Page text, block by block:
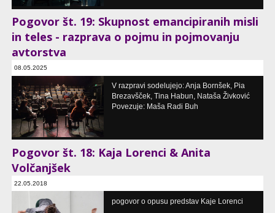
Pogovor št. 19: Skupnost emancipiranih misli
in teles - razprava o pojmu in pojmovanju
avtorstva
08.05.2025
+MSUM, Ljubljana, SI
V razpravi sodelujejo: Anja Bornšek, Pia
Brezavšček, Tina Habun, Nataša Živković
Povezuje: Maša Radi Buh
Pogovor št. 18: Kaja Lorenci & Anita
Volčanjšek
22.05.2018
Pritličje, Ljubljana, SI
pogovor o opusu predstav Kaje Lorenci